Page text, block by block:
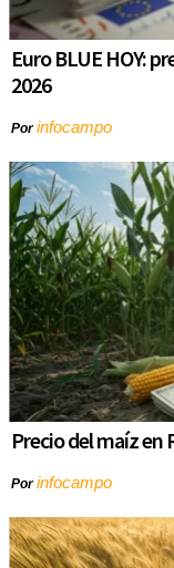
Euro BLUE HOY:
2026
Porinfocampo
Precio del maíz en
Porinfocampo